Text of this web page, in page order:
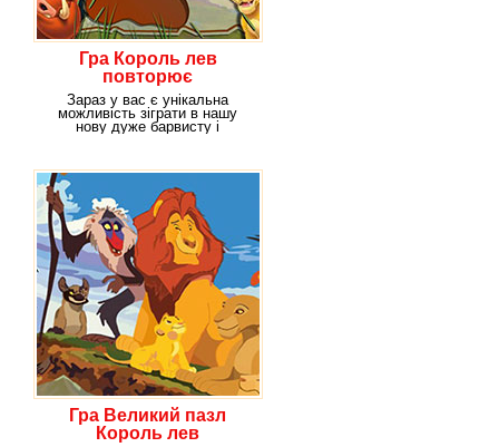
Гра Король лев
повторює
Зараз у вас є унікальна
можливість зіграти в нашу
нову дуже барвисту і
Гра Великий пазл
Король лев